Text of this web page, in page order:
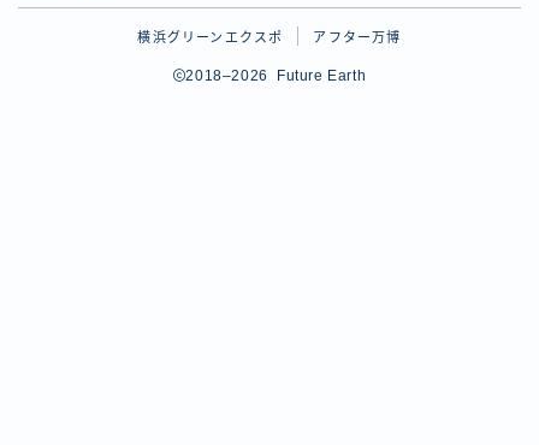
横浜グリーンエクスポ アフター万博
2018–2026 Future Earth